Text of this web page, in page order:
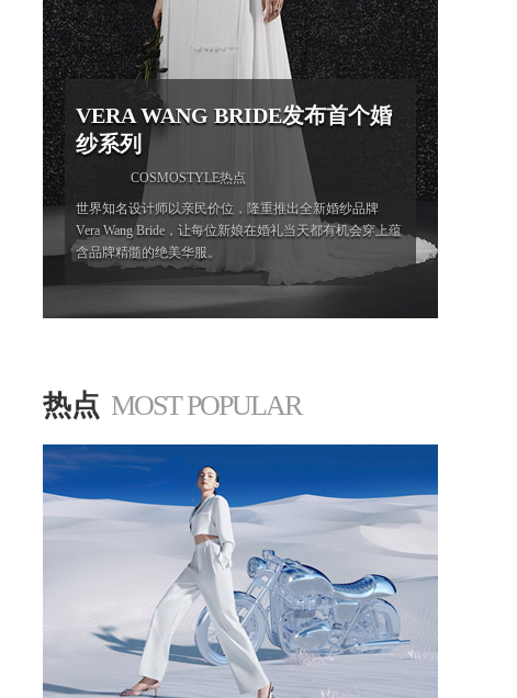
VERA WANG BRIDE发布首个婚
纱系列
COSMOSTYLE热点
世界知名设计师以亲民价位，隆重推出全新婚纱品牌
Vera Wang Bride，让每位新娘在婚礼当天都有机会穿上蕴
含品牌精髓的绝美华服。
热点 MOST POPULAR